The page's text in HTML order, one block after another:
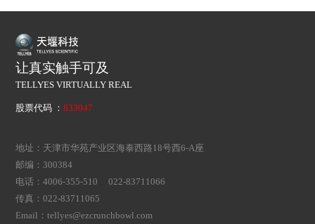
让真实触手可及
TELLYES VIRTUALLY REAL
股票代码 ：833047
地址：天津市华苑产业区海泰西路18号西6-A座
邮编：300384
电话：4006-355-510 022-83711066
传真：022-83711065
Email：tellyes@ezcrunchbowl.com